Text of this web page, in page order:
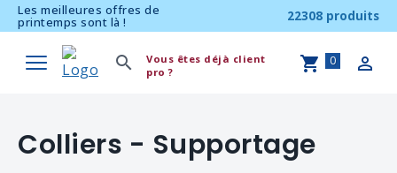
Les meilleures offres de
printemps sont là ! 22308 produits
Vous êtes déjà client
pro ?
0
Colliers - Supportage